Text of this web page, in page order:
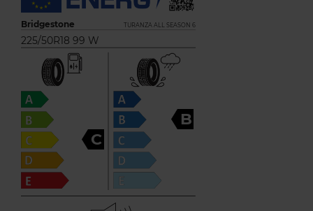
Bridgestone TURANZA ALL SEASON 6
225/50R18 99 W
C
B